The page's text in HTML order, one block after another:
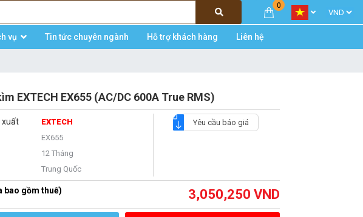
0
vụ Tin tức chuyên ngành Hỗ trợ khách hàng Liên hệ
EXTECH EX655 (AC/DC 600A True RMS)
xuất EXTECH
EX655
12 Tháng
Trung Quốc
Yêu cầu báo giá
bao gồm thuế) 3,050,250 VND